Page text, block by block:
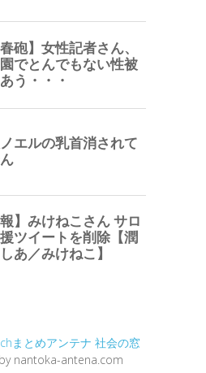
まとめアンテナ 社会の窓
nantoka-antena.com